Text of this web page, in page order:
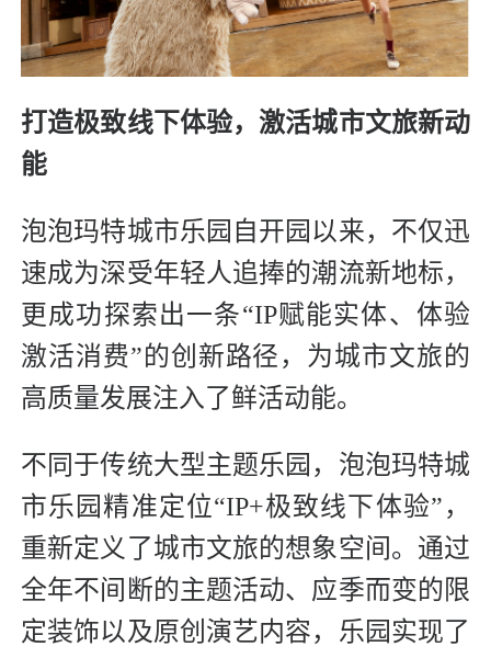
打造极致线下体验，激活城市文旅新动
能
泡泡玛特城市乐园自开园以来，不仅迅
速成为深受年轻人追捧的潮流新地标，
更成功探索出一条“IP赋能实体、体验
激活消费”的创新路径，为城市文旅的
高质量发展注入了鲜活动能。
不同于传统大型主题乐园，泡泡玛特城
市乐园精准定位“IP+极致线下体验”，
重新定义了城市文旅的想象空间。通过
全年不间断的主题活动、应季而变的限
定装饰以及原创演艺内容，乐园实现了